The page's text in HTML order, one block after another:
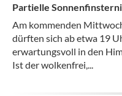
Partielle
Am kommenden
dürften sich ab etwa 19
erwartungsvoll in den
Ist der wolkenfrei,...